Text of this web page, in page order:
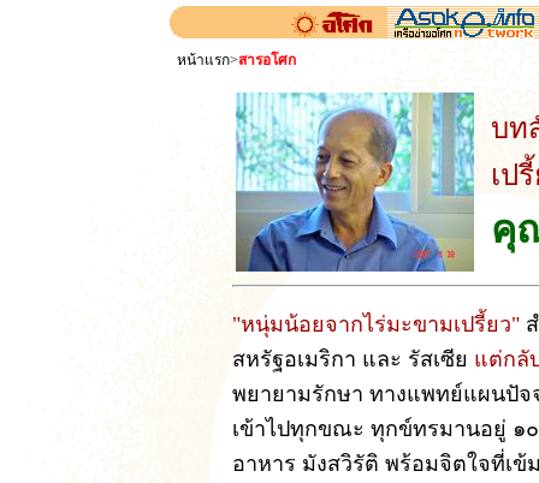
หน้าแรก>สารอโศก
บท
เป
คุ
"หนุ่มน้อยจากไร่มะขามเปรี้ยว"
สหรัฐอเมริกา และ รัสเซีย แต่กลั
พยายามรักษา ทางแพทย์แผนปั
เข้าไปทุกขณะ ทุกข์ทรมานอยู่ ๑
อาหาร มังสวิรัติ พร้อมจิตใจที่เข้